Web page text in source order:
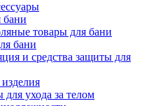
бани
товары для бани
бани
и средства защиты для
для ухода за телом